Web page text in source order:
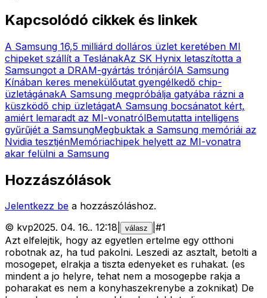
Kapcsolódó cikkek és linkek
A Samsung 16,5 milliárd dolláros üzlet keretében MI
chipeket szállít a TeslánakAz SK Hynix letaszította a
Samsungot a DRAM-gyártás trónjárólA Samsung
Kínában keres menekülőutat gyengélkedő chip-
üzletágánakA Samsung megpróbálja gatyába rázni a
küszködő chip üzletágatA Samsung bocsánatot kért,
amiért lemaradt az MI-vonatrólBemutatta intelligens
gyűrűjét a SamsungMegbuktak a Samsung memóriái az
Nvidia tesztjénMemóriachipek helyett az MI-vonatra
akar felülni a Samsung
Hozzászólások
Jelentkezz be a hozzászóláshoz.
© kvp2025. 04. 16.. 12:18 válasz #1
Azt elfelejtik, hogy az egyetlen ertelme egy otthoni
robotnak az, ha tud pakolni. Leszedi az asztalt, betolti a
mosogepet, elrakja a tiszta edenyeket es ruhakat. (es
mindent a jo helyre, tehat nem a mosogepbe rakja a
poharakat es nem a konyhaszekrenybe a zoknikat) De